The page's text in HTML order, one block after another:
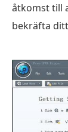
åtkomst till
bekräfta